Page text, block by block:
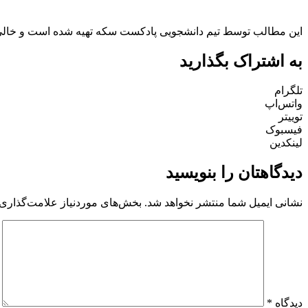
این مطالب توسط تیم دانشجویی پادکست سکه تهیه شده است و
به اشتراک بگذارید
تلگرام
واتس‌اپ
توییتر
فیسبوک
لینکدین
دیدگاهتان را بنویسید
نشانی ایمیل شما منتشر نخواهد شد. بخش‌های موردنیاز
دیدگاه *